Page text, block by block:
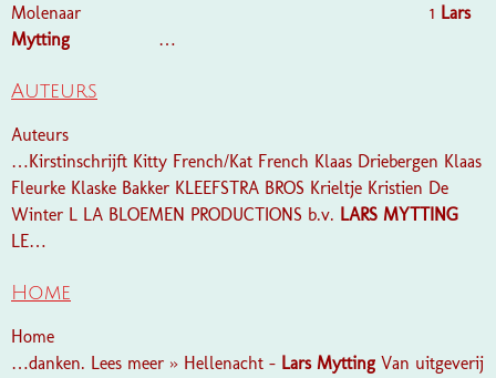
Molenaar 1 Lars
Mytting …
Auteurs
Auteurs
…Kirstinschrijft Kitty French/Kat French Klaas Driebergen Klaas
Fleurke Klaske Bakker KLEEFSTRA BROS Krieltje Kristien De
Winter L LA BLOEMEN PRODUCTIONS b.v. LARS MYTTING
LE…
Home
Home
…danken. Lees meer » Hellenacht - Lars Mytting Van uitgeverij